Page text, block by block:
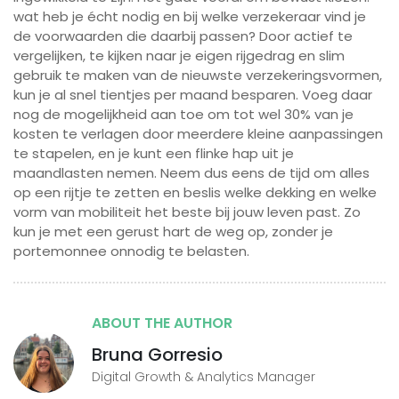
wat heb je écht nodig en bij welke verzekeraar vind je
de voorwaarden die daarbij passen? Door actief te
vergelijken, te kijken naar je eigen rijgedrag en slim
gebruik te maken van de nieuwste verzekeringsvormen,
kun je al snel tientjes per maand besparen. Voeg daar
nog de mogelijkheid aan toe om tot wel 30% van je
kosten te verlagen door meerdere kleine aanpassingen
te stapelen, en je kunt een flinke hap uit je
maandlasten nemen. Neem dus eens de tijd om alles
op een rijtje te zetten en beslis welke dekking en welke
vorm van mobiliteit het beste bij jouw leven past. Zo
kun je met een gerust hart de weg op, zonder je
portemonnee onnodig te belasten.
ABOUT THE AUTHOR
Bruna Gorresio
Digital Growth & Analytics Manager